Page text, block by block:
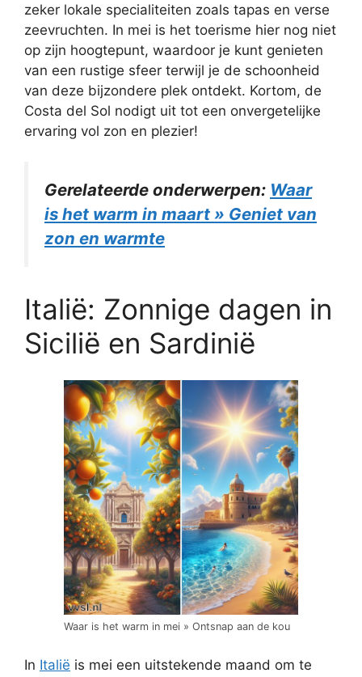
zeker lokale specialiteiten zoals tapas en verse
zeevruchten. In mei is het toerisme hier nog niet
op zijn hoogtepunt, waardoor je kunt genieten
van een rustige sfeer terwijl je de schoonheid
van deze bijzondere plek ontdekt. Kortom, de
Costa del Sol nodigt uit tot een onvergetelijke
ervaring vol zon en plezier!
Gerelateerde onderwerpen: Waar
is het warm in maart » Geniet van
zon en warmte
Italië: Zonnige dagen in
Sicilië en Sardinië
Waar is het warm in mei » Ontsnap aan de kou
In Italië is mei een uitstekende maand om te